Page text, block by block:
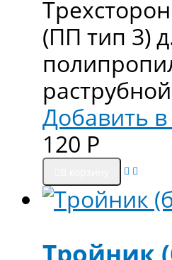
(ПП тип 3)
Добавить
120 Р
Тройник